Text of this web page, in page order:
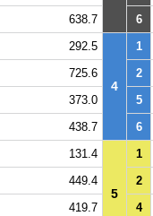
638.7 6
292.5
4
1
725.6
2
373.0
5
438.7 6
131.4
5
1
449.4
2
419.7
4